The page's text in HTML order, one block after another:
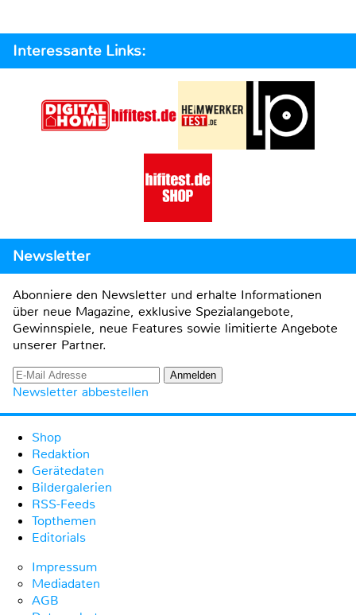
Interessante Links:
Newsletter
Abonniere den Newsletter und erhalte Informationen
über neue Magazine, exklusive Spezialangebote,
Gewinnspiele, neue Features sowie limitierte Angebote
unserer Partner.
Newsletter abbestellen
Shop
Redaktion
Gerätedaten
Bildergalerien
RSS-Feeds
Topthemen
Editorials
Impressum
Mediadaten
AGB